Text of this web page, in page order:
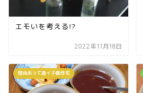
エモいを考える!?
2022年11月18日
理由あって週イチ義母宅